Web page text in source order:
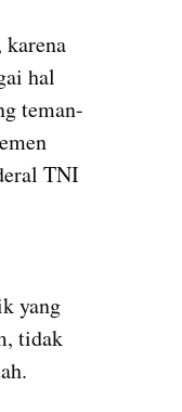
hal
teman-
TNI
yang
tidak